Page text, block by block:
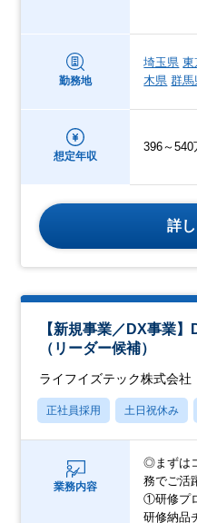
勤務地
埼玉県 東
木県 群馬
想定年収
396～540
詳
【新規事業／DX事業
（リーダー候補）
ライフイズテック株式会社
正社員採用 土日祝休み
業務内容
◎まずは
務でご活
①研修プ
研修納品